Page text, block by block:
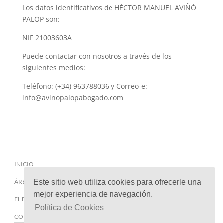
Este sitio web utiliza cookies para ofrecerle una
mejor experiencia de navegación.
Política de Cookies
Los datos identificativos de HÉCTOR MANUEL AVIÑÓ
PALOP son:
NIF 21003603A
Puede contactar con nosotros a través de los
siguientes medios:
Teléfono: (+34) 963788036 y Correo-e:
info@avinopalopabogado.com
INICIO
ÁREAS DE PRÁCTICA
EL DESPACHO
CONTACTO